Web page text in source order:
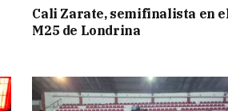
Cali Zarate, semifinalista en
M25 de Londrina